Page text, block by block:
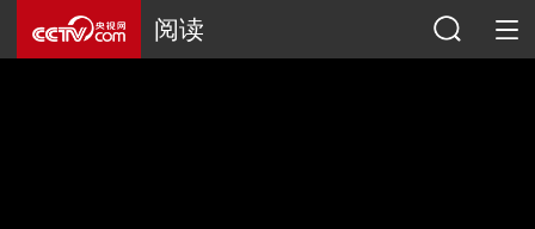
阅读